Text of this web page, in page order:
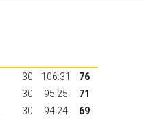
30 106:31
76
30 95:25
71
30 94:24
69